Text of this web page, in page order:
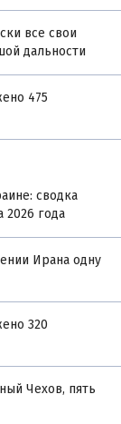
все свои
дальности
475
сводка
2026 года
Ирана одну
320
Чехов, пять